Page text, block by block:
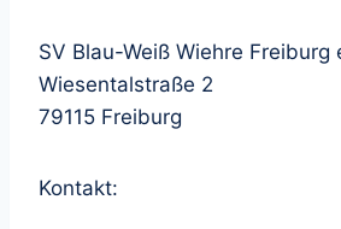
SV Blau-Weiß Wiehre Freiburg
Wiesentalstraße 2
79115 Freiburg
Kontakt: